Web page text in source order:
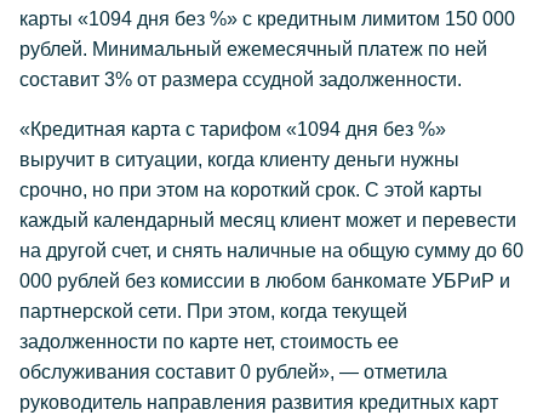
карты «1094 дня без %» с кредитным лимитом 150 000
рублей. Минимальный ежемесячный платеж по ней
составит 3% от размера ссудной задолженности.
«Кредитная карта с тарифом «1094 дня без %»
выручит в ситуации, когда клиенту деньги нужны
срочно, но при этом на короткий срок. С этой карты
каждый календарный месяц клиент может и перевести
на другой счет, и снять наличные на общую сумму до 60
000 рублей без комиссии в любом банкомате УБРиР и
партнерской сети. При этом, когда текущей
задолженности по карте нет, стоимость ее
обслуживания составит 0 рублей», — отметила
руководитель направления развития кредитных карт